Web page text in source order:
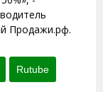
Продажи.рф.
Rutube